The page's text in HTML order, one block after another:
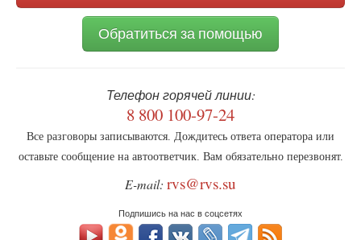
Обратиться за помощью
Телефон горячей линии:
8 800 100-97-24
Все разговоры записываются. Дождитесь ответа оператора или
оставьте сообщение на автоответчик. Вам обязательно перезвонят.
E-mail: rvs@rvs.su
Подпишись на нас в соцсетях